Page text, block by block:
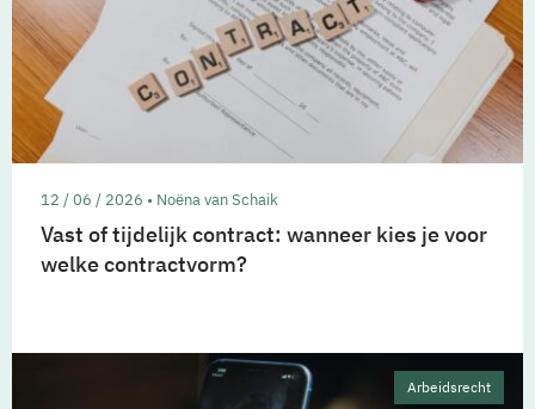
12 / 06 / 2026 • Noëna van Schaik
Vast of tijdelijk contract: wanneer kies je voor
welke contractvorm?
Arbeidsrecht